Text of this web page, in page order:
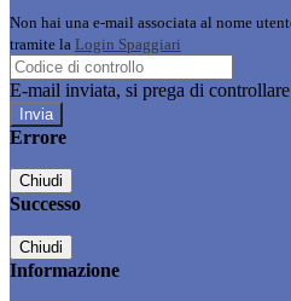
Non hai una e-mail associata al nome
tramite la Login Spaggiari
E-mail inviata, si prega di
Errore
Chiudi
Successo
Chiudi
Informazione